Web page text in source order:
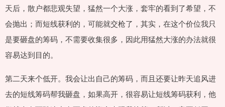
天后，散户都悲观失望，猛然一个大涨，套牢的看到了希望，不
会抛出；而短线获利的，可能就交枪了，其实，在这个价位我只
是要砸盘的筹码，不需要收集很多，因此用猛然大涨的办法就很
容易达到目的。
第二天来个低开。我会让出自己的筹码，而且还要让昨天追风进
去的短线筹码帮我砸盘，如果高开，很容易让短线筹码获利，他